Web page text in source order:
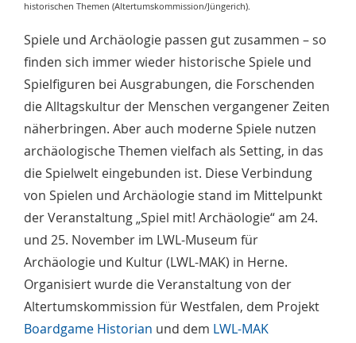
historischen Themen (Altertumskommission/Jüngerich).
Spiele und Archäologie passen gut zusammen – so
finden sich immer wieder historische Spiele und
Spielfiguren bei Ausgrabungen, die Forschenden
die Alltagskultur der Menschen vergangener Zeiten
näherbringen. Aber auch moderne Spiele nutzen
archäologische Themen vielfach als Setting, in das
die Spielwelt eingebunden ist. Diese Verbindung
von Spielen und Archäologie stand im Mittelpunkt
der Veranstaltung „Spiel mit! Archäologie“ am 24.
und 25. November im LWL-Museum für
Archäologie und Kultur (LWL-MAK) in Herne.
Organisiert wurde die Veranstaltung von der
Altertumskommission für Westfalen, dem Projekt
Boardgame Historian und dem LWL-MAK